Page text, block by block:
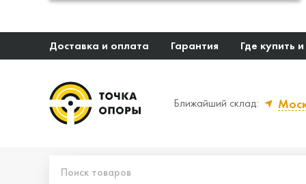
Доставка и оплата Гарантия Где купить
Ближайший склад: